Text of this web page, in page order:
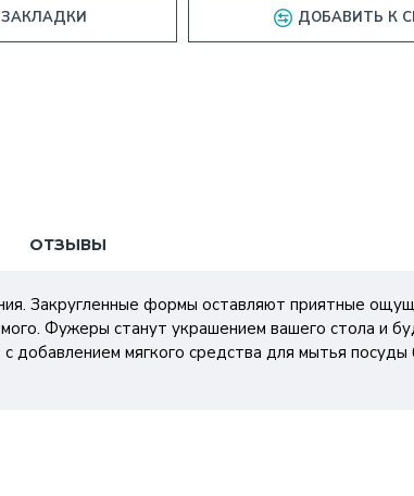
ДОБАВИТЬ К
ОТЗЫВЫ
Закругленные формы оставляют приятные
Фужеры станут украшением вашего стола и
добавлением мягкого средства для мытья